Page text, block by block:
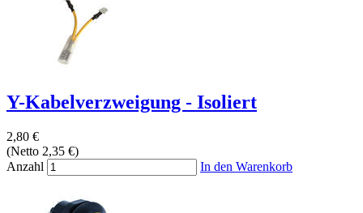
Y-Kabelverzweigung - Isoliert
2,80 €
(Netto 2,35 €)
Anzahl
In den Warenkorb